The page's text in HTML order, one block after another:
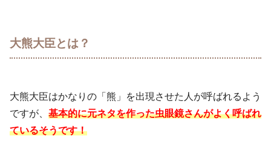
大熊大臣とは？
大熊大臣はかなりの「熊」を出現させた人が呼ばれるよう
ですが、 基本的に元ネタを作った虫眼鏡さんがよく呼ばれ
ているそうです！